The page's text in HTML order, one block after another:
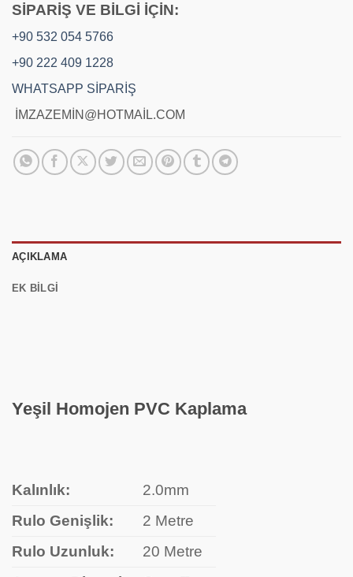
SİPARİŞ VE BİLGİ İÇİN:
+90 532 054 5766
+90 222 409 1228
WHATSAPP SİPARİŞ
İMZAZEMİN@HOTMAİL.COM
AÇIKLAMA
EK BILGI
Yeşil Homojen PVC Kaplama
Kalınlık:
2.0mm
Rulo Genişlik:
2 Metre
Rulo Uzunluk:
20 Metre